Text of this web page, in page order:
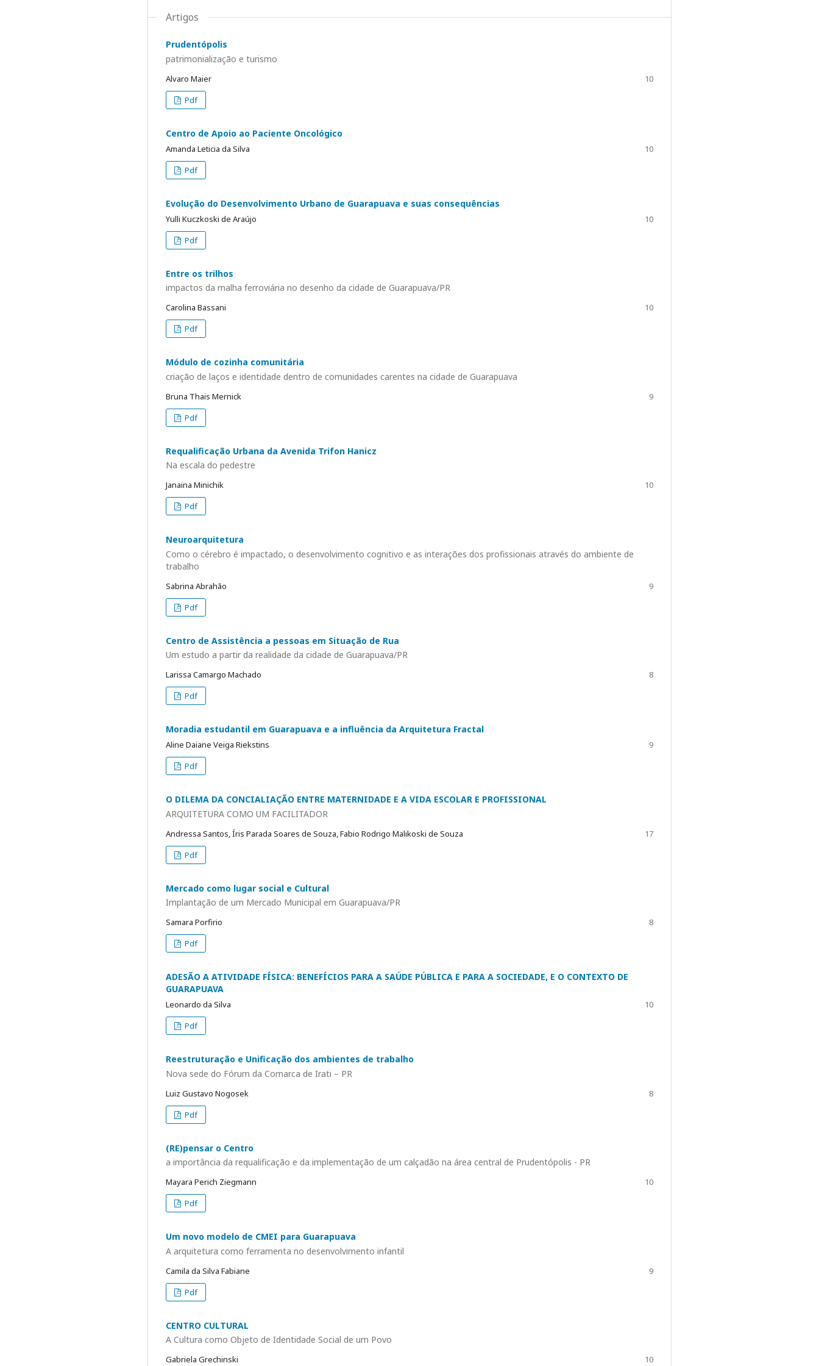
Artigos
Prudentópolis
patrimonialização e turismo
Alvaro Maier
10
Pdf
Centro de Apoio ao Paciente Oncológico
Amanda Leticia da Silva
10
Pdf
Evolução do Desenvolvimento Urbano de Guarapuava e suas consequências
Yulli Kuczkoski de Araújo
10
Pdf
Entre os trilhos
impactos da malha ferroviária no desenho da cidade de Guarapuava/PR
Carolina Bassani
10
Pdf
Módulo de cozinha comunitária
criação de laços e identidade dentro de comunidades carentes na cidade de Guarapuava
Bruna Thais Mernick
9
Pdf
Requalificação Urbana da Avenida Trifon Hanicz
Na escala do pedestre
Janaina Minichik
10
Pdf
Neuroarquitetura
Como o cérebro é impactado, o desenvolvimento cognitivo e as interações dos profissionais através do ambiente de
trabalho
Sabrina Abrahão
9
Pdf
Centro de Assistência a pessoas em Situação de Rua
Um estudo a partir da realidade da cidade de Guarapuava/PR
Larissa Camargo Machado
8
Pdf
Moradia estudantil em Guarapuava e a influência da Arquitetura Fractal
Aline Daiane Veiga Riekstins
9
Pdf
O DILEMA DA CONCIALIAÇÃO ENTRE MATERNIDADE E A VIDA ESCOLAR E PROFISSIONAL
ARQUITETURA COMO UM FACILITADOR
Andressa Santos, Íris Parada Soares de Souza, Fabio Rodrigo Malikoski de Souza
17
Pdf
Mercado como lugar social e Cultural
Implantação de um Mercado Municipal em Guarapuava/PR
Samara Porfirio
8
Pdf
ADESÃO A ATIVIDADE FÍSICA: BENEFÍCIOS PARA A SAÚDE PÚBLICA E PARA A SOCIEDADE, E O CONTEXTO DE
GUARAPUAVA
Leonardo da Silva
10
Pdf
Reestruturação e Unificação dos ambientes de trabalho
Nova sede do Fórum da Comarca de Irati – PR
Luiz Gustavo Nogosek
8
Pdf
(RE)pensar o Centro
a importância da requalificação e da implementação de um calçadão na área central de Prudentópolis - PR
Mayara Perich Ziegmann
10
Pdf
Um novo modelo de CMEI para Guarapuava
A arquitetura como ferramenta no desenvolvimento infantil
Camila da Silva Fabiane
9
Pdf
CENTRO CULTURAL
A Cultura como Objeto de Identidade Social de um Povo
Gabriela Grechinski 10